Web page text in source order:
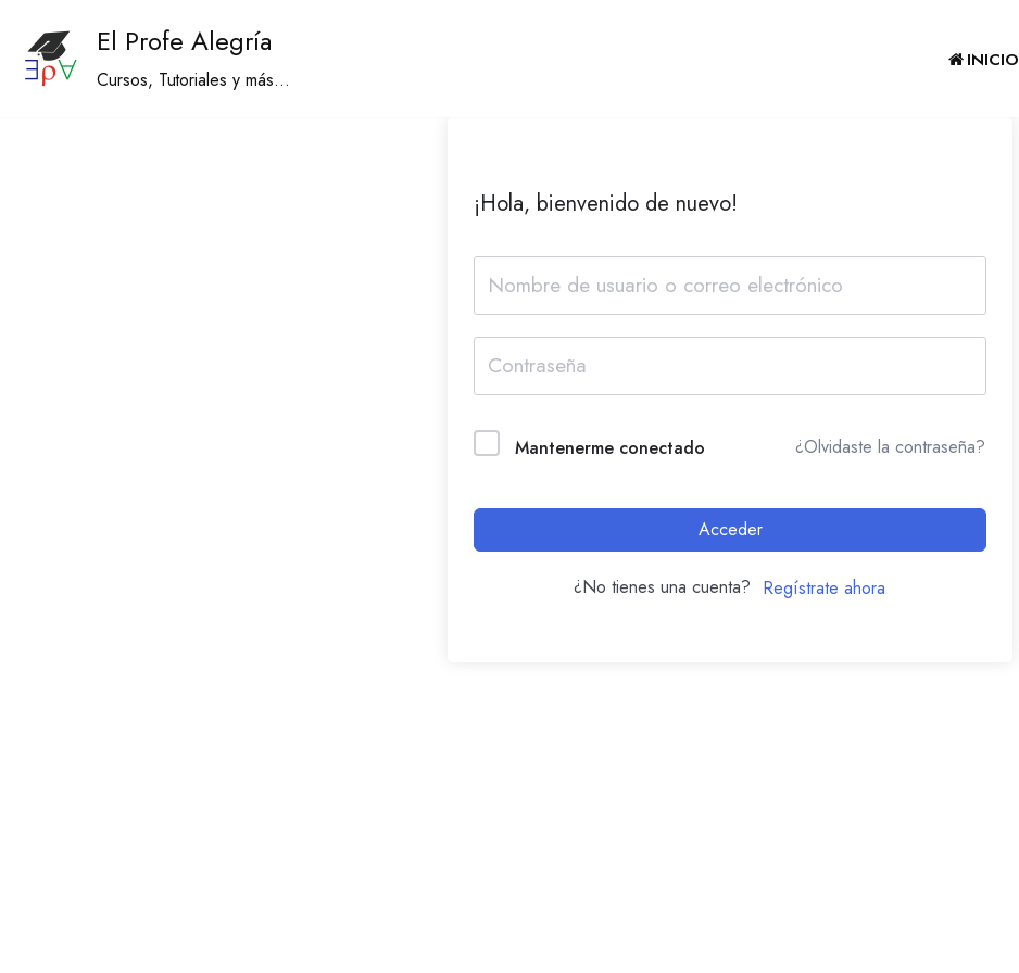
Saltar
El Profe Alegría
Cursos, Tutoriales y más...
INICIO
¡Hola, bienvenido de nuevo!
Mantenerme conectado ¿Olvidaste la contraseña?
Acceder
¿No tienes una cuenta? Regístrate ahora